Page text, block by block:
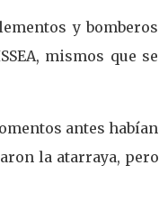
y bomberos
mismos que se
antes habían
la atarraya, pero